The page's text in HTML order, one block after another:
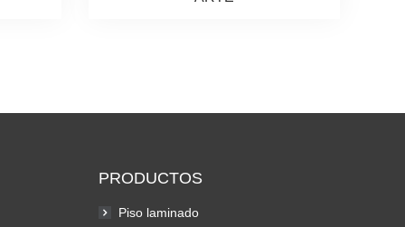
PRODUCTOS
Piso laminado